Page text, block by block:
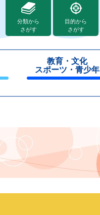
分類から
さがす
目的から
さがす
教育・文化
スポーツ・青少年
じ